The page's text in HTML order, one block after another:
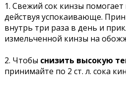
1. Свежий сок кинзы помогает
действуя успокаивающе.
внутрь три раза в день и
измельченной кинзы на
2. Чтобы снизить высокую
принимайте по 2 ст. л. сока